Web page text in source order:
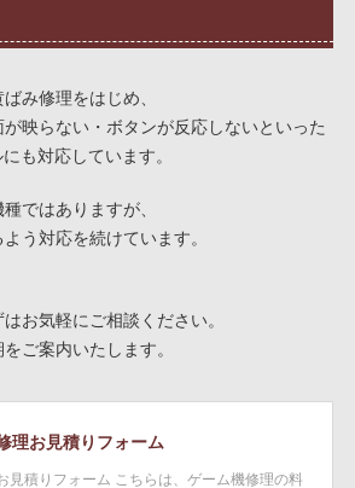
み修理をはじめ、
映らない・ボタンが反応しないといった
も対応しています。
ではありますが、
う対応を続けています。
お気軽にご相談ください。
ご案内いたします。
理お見積りフォーム
見積りフォーム こちらは、ゲーム機修理の料